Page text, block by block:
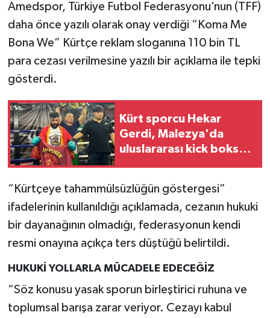
Amedspor, Türkiye Futbol Federasyonu’nun (TFF)
daha önce yazılı olarak onay verdiği “Koma Me
Bona We” Kürtçe reklam sloganına 110 bin TL
para cezası verilmesine yazılı bir açıklama ile tepki
gösterdi.
Kürt sporcu Hekar
Gerdi, Malezya'da
uluslararası kick boks
“Kürtçeye tahammülsüzlüğün göstergesi”
ifadelerinin kullanıldığı açıklamada, cezanın hukuki
bir dayanağının olmadığı, federasyonun kendi
resmi onayına açıkça ters düştüğü belirtildi.
HUKUKİ YOLLARLA MÜCADELE EDECEĞİZ
“Söz konusu yasak sporun birleştirici ruhuna ve
toplumsal barışa zarar veriyor. Cezayı kabul